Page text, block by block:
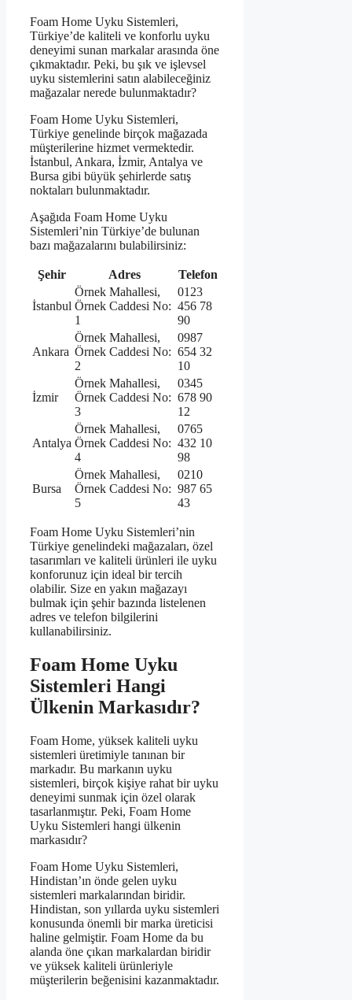
Foam Home Uyku Sistemleri,
Türkiye’de kaliteli ve konforlu uyku
deneyimi sunan markalar arasında öne
çıkmaktadır. Peki, bu şık ve işlevsel
uyku sistemlerini satın alabileceğiniz
mağazalar nerede bulunmaktadır?
Foam Home Uyku Sistemleri,
Türkiye genelinde birçok mağazada
müşterilerine hizmet vermektedir.
İstanbul, Ankara, İzmir, Antalya ve
Bursa gibi büyük şehirlerde satış
noktaları bulunmaktadır.
Aşağıda Foam Home Uyku
Sistemleri’nin Türkiye’de bulunan
bazı mağazalarını bulabilirsiniz:
Şehir Adres Telefon
İstanbul
Örnek Mahallesi,
Örnek Caddesi No:
1
0123
456 78
90
Ankara
Örnek Mahallesi,
Örnek Caddesi No:
2
0987
654 32
10
İzmir
Örnek Mahallesi,
Örnek Caddesi No:
3
0345
678 90
12
Antalya
Örnek Mahallesi,
Örnek Caddesi No:
4
0765
432 10
98
Bursa
Örnek Mahallesi,
Örnek Caddesi No:
5
0210
987 65
43
Foam Home Uyku Sistemleri’nin
Türkiye genelindeki mağazaları, özel
tasarımları ve kaliteli ürünleri ile uyku
konforunuz için ideal bir tercih
olabilir. Size en yakın mağazayı
bulmak için şehir bazında listelenen
adres ve telefon bilgilerini
kullanabilirsiniz.
Foam Home Uyku
Sistemleri Hangi
Ülkenin Markasıdır?
Foam Home, yüksek kaliteli uyku
sistemleri üretimiyle tanınan bir
markadır. Bu markanın uyku
sistemleri, birçok kişiye rahat bir uyku
deneyimi sunmak için özel olarak
tasarlanmıştır. Peki, Foam Home
Uyku Sistemleri hangi ülkenin
markasıdır?
Foam Home Uyku Sistemleri,
Hindistan’ın önde gelen uyku
sistemleri markalarından biridir.
Hindistan, son yıllarda uyku sistemleri
konusunda önemli bir marka üreticisi
haline gelmiştir. Foam Home da bu
alanda öne çıkan markalardan biridir
ve yüksek kaliteli ürünleriyle
müşterilerin beğenisini kazanmaktadır.